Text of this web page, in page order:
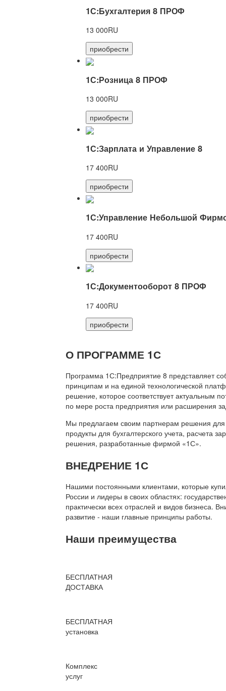
1С:Бухгалтерия 8 ПРОФ
13 000RU
приобрести
1С:Розница 8 ПРОФ
13 000RU
приобрести
1С:Зарплата и Управление 8
17 400RU
приобрести
1С:Управление Небольшой
17 400RU
приобрести
1С:Документооборот 8 ПРОФ
17 400RU
приобрести
О ПРОГРАММЕ 1С
Программа 1С:Предприятие 8 представляет
принципам и на единой технологической
решение, которое соответствует актуальным
по мере роста предприятия или расширения
Мы предлагаем своим партнерам решения для
продукты для бухгалтерского учета, расчета
решения, разработанные фирмой «1С».
ВНЕДРЕНИЕ 1С
Нашими постоянными клиентами, которые
России и лидеры в своих областях:
практически всех отраслей и видов бизнеса.
развитие - наши главные принципы работы.
Наши преимущества
БЕСПЛАТНАЯ
ДОСТАВКА
БЕСПЛАТНАЯ
установка
Комплекс
услуг